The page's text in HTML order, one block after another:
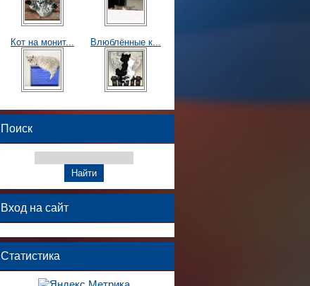
Кот на монит... Влюблённые к...
Поиск
Вход на сайт
Статистика